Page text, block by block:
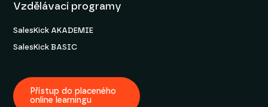
Vzdělávací programy
SalesKick AKADEMIE
SalesKick BASIC
Přístup do placeného
online learningu